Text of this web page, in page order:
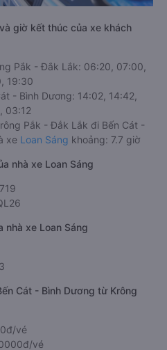
giờ kết thúc của xe khách
Pắk - Đắk Lắk: 06:20, 07:00,
19:30
- Bình Dương: 14:02, 14:42,
03:12
Pắk - Đắk Lắk đi Bến Cát -
xe Loan Sáng khoảng: 7.7 giờ
nhà xe Loan Sáng
nhà xe Loan Sáng
Cát - Bình Dương từ Krông
vé
vé